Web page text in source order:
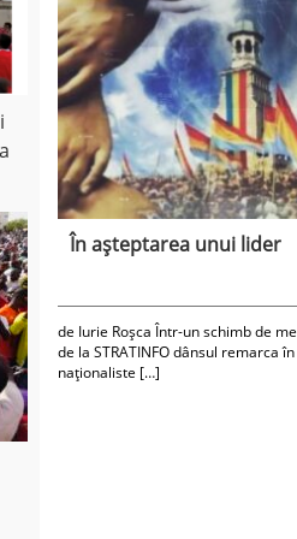
În așteptarea unui lider
de Iurie Roșca Într-un schimb de
de la STRATINFO dânsul remarca
naționaliste […]